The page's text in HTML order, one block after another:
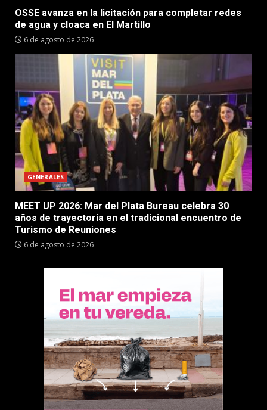
OSSE avanza en la licitación para completar redes
de agua y cloaca en El Martillo
6 de agosto de 2026
GENERALES
MEET UP 2026: Mar del Plata Bureau celebra 30
años de trayectoria en el tradicional encuentro de
Turismo de Reuniones
6 de agosto de 2026